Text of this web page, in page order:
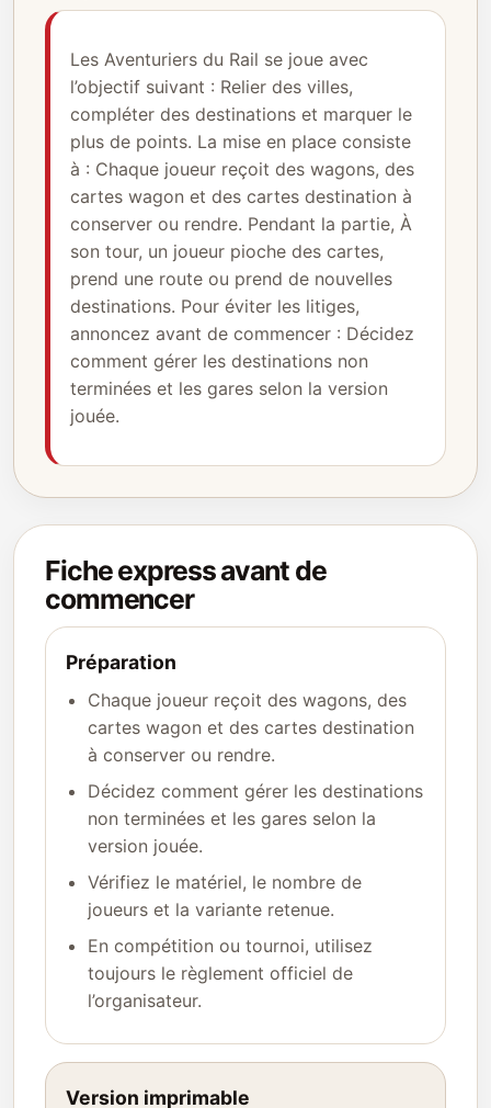
Les Aventuriers du Rail se joue avec
l’objectif suivant : Relier des villes,
compléter des destinations et marquer le
plus de points. La mise en place consiste
à : Chaque joueur reçoit des wagons, des
cartes wagon et des cartes destination à
conserver ou rendre. Pendant la partie, À
son tour, un joueur pioche des cartes,
prend une route ou prend de nouvelles
destinations. Pour éviter les litiges,
annoncez avant de commencer : Décidez
comment gérer les destinations non
terminées et les gares selon la version
jouée.
Fiche express avant de
commencer
Préparation
Chaque joueur reçoit des wagons, des
cartes wagon et des cartes destination
à conserver ou rendre.
Décidez comment gérer les destinations
non terminées et les gares selon la
version jouée.
Vérifiez le matériel, le nombre de
joueurs et la variante retenue.
En compétition ou tournoi, utilisez
toujours le règlement officiel de
l’organisateur.
Version imprimable